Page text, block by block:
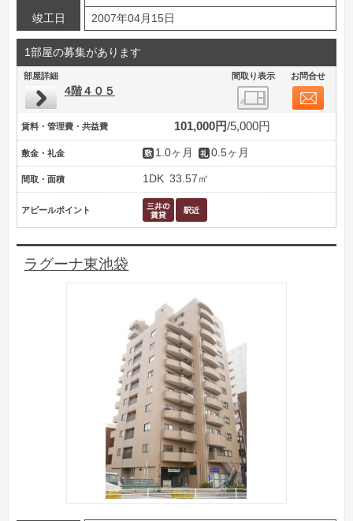
竣工日 2007年04月15日
1部屋の募集があります
部屋詳細 間取り表示 お問合せ
4階４０５
賃料・管理費・共益費 101,000円 5,000円
敷金・礼金 1.0ヶ月 0.5ヶ月
間取・面積 1DK 33.57㎡
アピールポイント
ラグーナ東池袋